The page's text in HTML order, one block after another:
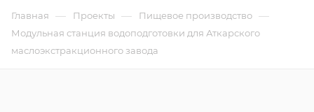
Главная — Проекты — Пищевое производство —
Модульная станция водоподготовки для Аткарского
маслоэкстракционного завода